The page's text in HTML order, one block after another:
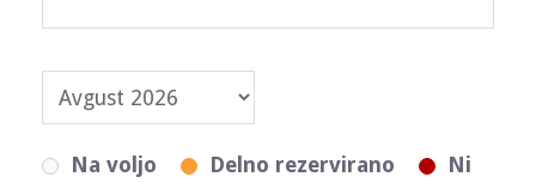
Na voljo Delno rezervirano
Ni